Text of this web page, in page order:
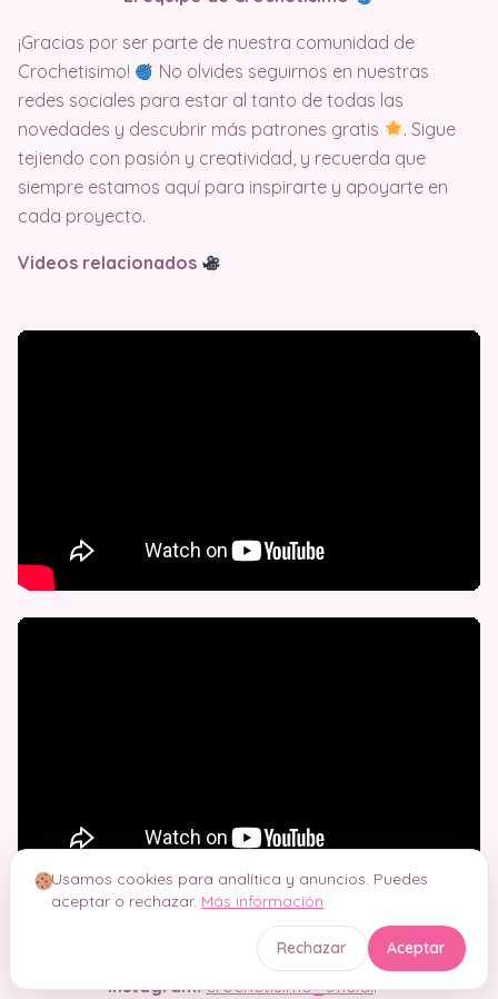
¡Gracias por ser parte de nuestra comunidad de
Crochetisimo!
No olvides seguirnos en nuestras
redes sociales para estar al tanto de todas las
novedades y descubrir más patrones gratis
. Sigue
tejiendo con pasión y creatividad, y recuerda que
siempre estamos aquí para inspirarte y apoyarte en
cada proyecto.
Videos relacionados
Síguenos en nuestras redes sociales
YouTube:@Crochetisimo
Instagram:crochetisimo_oficial.
Usamos cookies para analítica y anuncios. Puedes
aceptar o rechazar. Más información
Rechazar Aceptar